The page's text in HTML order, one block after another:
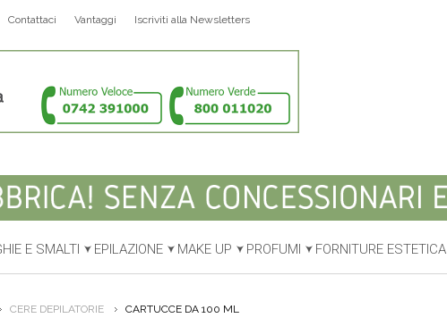
Contattaci Vantaggi Iscriviti alla Newsletters
E SMALTI EPILAZIONE MAKE UP PROFUMI FORNITURE ESTETICA
CERE DEPILATORIE CARTUCCE DA 100 ML